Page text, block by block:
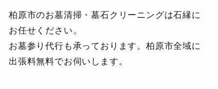
柏原市のお墓清掃・墓石クリーニングは石縁に
お任せください。
お墓参り代行も承っております。柏原市全域に
出張料無料でお伺いします。